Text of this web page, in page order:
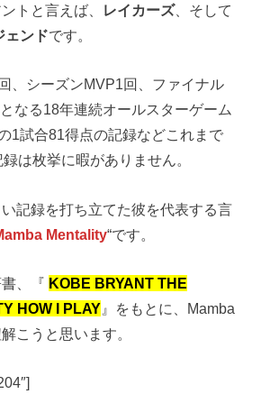
トと言えば、 レイカーズ、そして
ェンドです。
、シーズンMVP1回、ファイナル
なる18年連続オールスターゲーム
1試合81得点の記録などこれまで
は枚挙に暇がありません。
記録を打ち立てた彼を代表する言
Mentality“です。
、『 KOBE BRYANT THE
HOW I PLAY 』をもとに、Mamba
こうと思います。